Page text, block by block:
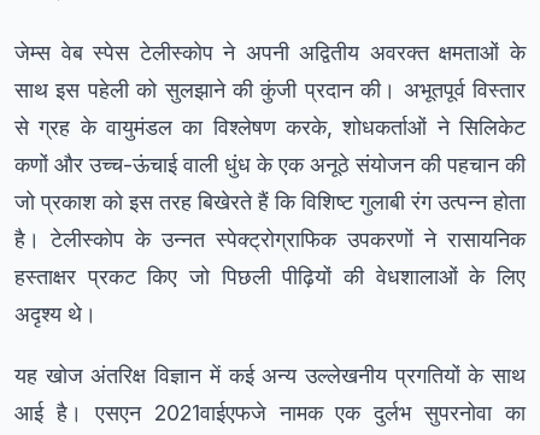
जेम्स वेब स्पेस टेलीस्कोप ने अपनी अद्वितीय अवरक्त क्षमताओं के
साथ इस पहेली को सुलझाने की कुंजी प्रदान की। अभूतपूर्व विस्तार
से ग्रह के वायुमंडल का विश्लेषण करके, शोधकर्ताओं ने सिलिकेट
कणों और उच्च-ऊंचाई वाली धुंध के एक अनूठे संयोजन की पहचान की
जो प्रकाश को इस तरह बिखेरते हैं कि विशिष्ट गुलाबी रंग उत्पन्न होता
है। टेलीस्कोप के उन्नत स्पेक्ट्रोग्राफिक उपकरणों ने रासायनिक
हस्ताक्षर प्रकट किए जो पिछली पीढ़ियों की वेधशालाओं के लिए
अदृश्य थे।
यह खोज अंतरिक्ष विज्ञान में कई अन्य उल्लेखनीय प्रगतियों के साथ
आई है। एसएन 2021वाईएफजे नामक एक दुर्लभ सुपरनोवा का